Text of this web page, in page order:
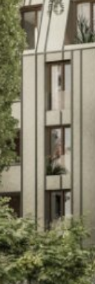
höchste
der Planung
offenen, hellen
und privaten
holen viel
Die
von Wohn-
barrierefreiem
Einheit. Ein
ein Plus für
derschönsten
und
in Geidorf an!